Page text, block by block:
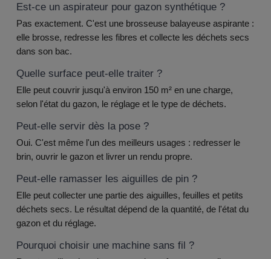
Est-ce un aspirateur pour gazon synthétique ?
Pas exactement. C'est une brosseuse balayeuse aspirante :
elle brosse, redresse les fibres et collecte les déchets secs
dans son bac.
Quelle surface peut-elle traiter ?
Elle peut couvrir jusqu'à environ 150 m² en une charge,
selon l'état du gazon, le réglage et le type de déchets.
Peut-elle servir dès la pose ?
Oui. C'est même l'un des meilleurs usages : redresser le
brin, ouvrir le gazon et livrer un rendu propre.
Peut-elle ramasser les aiguilles de pin ?
Elle peut collecter une partie des aiguilles, feuilles et petits
déchets secs. Le résultat dépend de la quantité, de l'état du
gazon et du réglage.
Pourquoi choisir une machine sans fil ?